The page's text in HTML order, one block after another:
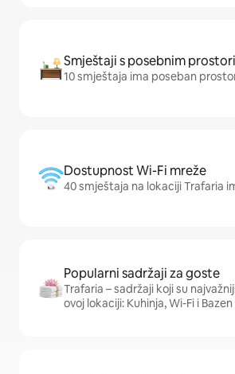
Smještaji s posebnim
10 smještaja ima poseban
Dostupnost Wi-Fi mreže
40 smještaja na lokaciji Trafaria
Popularni sadržaji za goste
Trafaria – sadržaji koji su
ovoj lokaciji: Kuhinja, Wi-Fi i Bazen